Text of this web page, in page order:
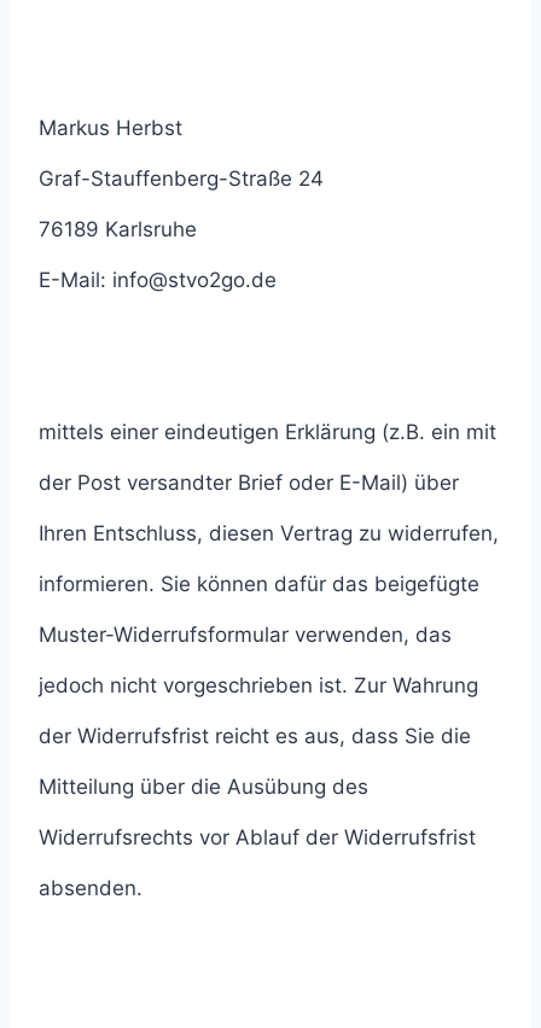
Markus Herbst
Graf-Stauffenberg-Straße 24
76189 Karlsruhe
E-Mail: info@stvo2go.de
mittels einer eindeutigen Erklärung (z.B. ein mit
der Post versandter Brief oder E-Mail) über
Ihren Entschluss, diesen Vertrag zu widerrufen,
informieren. Sie können dafür das beigefügte
Muster-Widerrufsformular verwenden, das
jedoch nicht vorgeschrieben ist. Zur Wahrung
der Widerrufsfrist reicht es aus, dass Sie die
Mitteilung über die Ausübung des
Widerrufsrechts vor Ablauf der Widerrufsfrist
absenden.